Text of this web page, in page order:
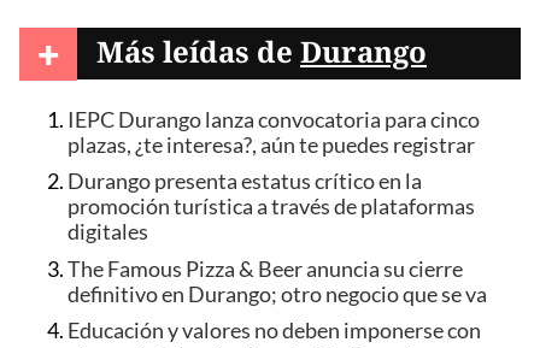
+ Más leídas de Durango
IEPC Durango lanza convocatoria para cinco
plazas, ¿te interesa?, aún te puedes registrar
Durango presenta estatus crítico en la
promoción turística a través de plataformas
digitales
The Famous Pizza & Beer anuncia su cierre
definitivo en Durango; otro negocio que se va
Educación y valores no deben imponerse con